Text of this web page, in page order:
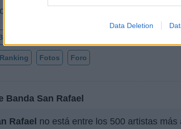
Data Deletion
fuera ladron
San Rafael
Ranking Fotos Foro
Banda San Rafael
Rafael no está entre los 500 artistas